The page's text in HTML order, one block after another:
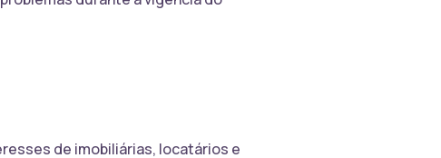
de imobiliárias, locatários e